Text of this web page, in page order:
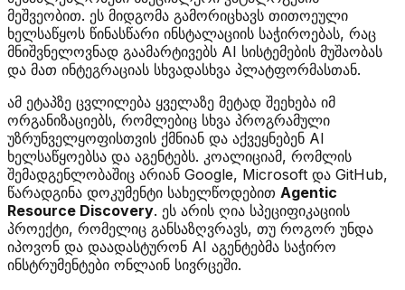
მეშვეობით. ეს მიდგომა გამორიცხავს თითოეული
ხელსაწყოს წინასწარი ინსტალაციის საჭიროებას, რაც
მნიშვნელოვნად გაამარტივებს AI სისტემების მუშაობას
და მათ ინტეგრაციას სხვადასხვა პლატფორმასთან.
ამ ეტაპზე ცვლილება ყველაზე მეტად შეეხება იმ
ორგანიზაციებს, რომლებიც სხვა პროგრამული
უზრუნველყოფისთვის ქმნიან და აქვეყნებენ AI
ხელსაწყოებსა და აგენტებს. კოალიციამ, რომლის
შემადგენლობაშიც არიან Google, Microsoft და GitHub,
წარადგინა დოკუმენტი სახელწოდებით Agentic
Resource Discovery. ეს არის ღია სპეციფიკაციის
პროექტი, რომელიც განსაზღვრავს, თუ როგორ უნდა
იპოვონ და დაადასტურონ AI აგენტებმა საჭირო
ინსტრუმენტები ონლაინ სივრცეში.